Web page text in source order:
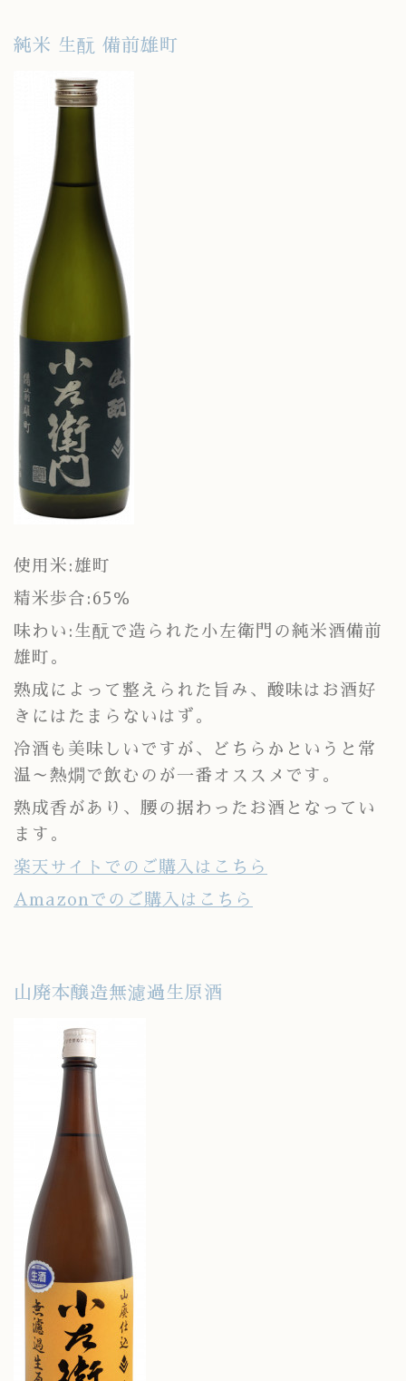
純米 生酛 備前雄町
使用米:雄町
精米歩合:65％
味わい:生酛で造られた小左衛門の純米酒備前
雄町。
熟成によって整えられた旨み、酸味はお酒好
きにはたまらないはず。
冷酒も美味しいですが、どちらかというと常
温～熱燗で飲むのが一番オススメです。
熟成香があり、腰の据わったお酒となってい
ます。
楽天サイトでのご購入はこちら
Amazonでのご購入はこちら
山廃本醸造無濾過生原酒